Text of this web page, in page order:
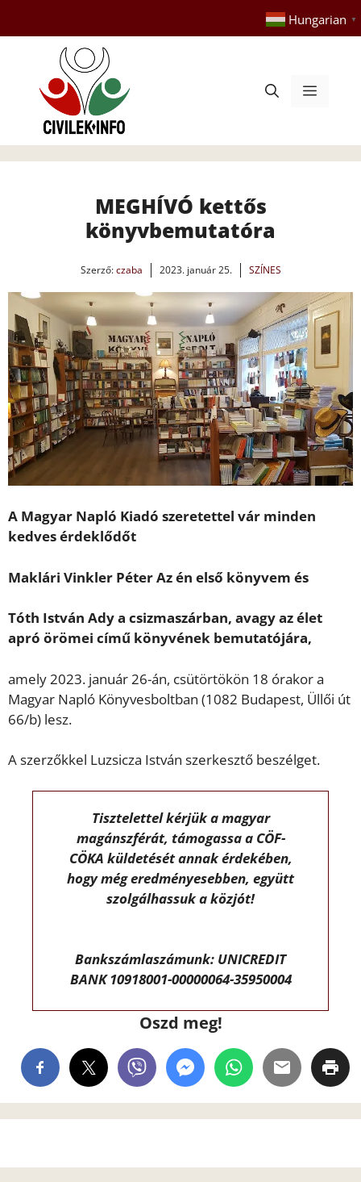
tartalomba
Hungarian ▼
Menü
MEGHÍVÓ kettős
könyvbemutatóra
Szerző:czaba 2023. január 25. SZÍNES
A Magyar Napló Kiadó szeretettel vár minden
kedves érdeklődőt
Maklári Vinkler Péter Az én első könyvem és
Tóth István Ady a csizmaszárban, avagy az élet
apró örömei című könyvének bemutatójára,
amely 2023. január 26-án, csütörtökön 18 órakor a
Magyar Napló Könyvesboltban (1082 Budapest, Üllői út
66/b) lesz.
A szerzőkkel Luzsicza István szerkesztő beszélget.
Tisztelettel kérjük a magyar
magánszférát, támogassa a CÖF-
CÖKA küldetését annak érdekében,
hogy még eredményesebben, együtt
szolgálhassuk a közjót!
Bankszámlaszámunk: UNICREDIT
BANK 10918001-00000064-35950004
Oszd meg!